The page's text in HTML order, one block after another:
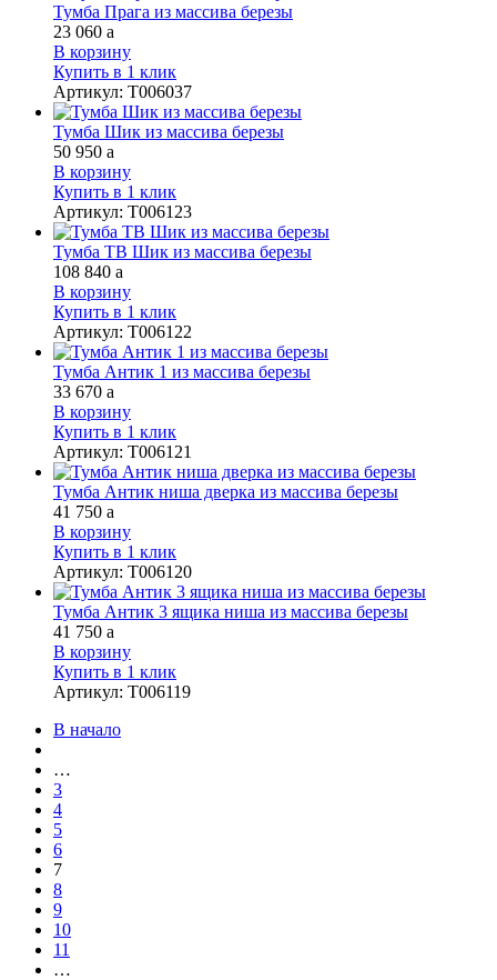
Тумба Прага из массива березы
23 060 a
В корзину
Купить в 1 клик
Артикул: Т006037
Тумба Шик из массива березы
50 950 a
В корзину
Купить в 1 клик
Артикул: Т006123
Тумба ТВ Шик из массива березы
108 840 a
В корзину
Купить в 1 клик
Артикул: Т006122
Тумба Антик 1 из массива березы
33 670 a
В корзину
Купить в 1 клик
Артикул: Т006121
Тумба Антик ниша дверка из массива березы
41 750 a
В корзину
Купить в 1 клик
Артикул: Т006120
Тумба Антик 3 ящика ниша из массива березы
41 750 a
В корзину
Купить в 1 клик
Артикул: Т006119
В начало
…
3
4
5
6
7
8
9
10
11
…